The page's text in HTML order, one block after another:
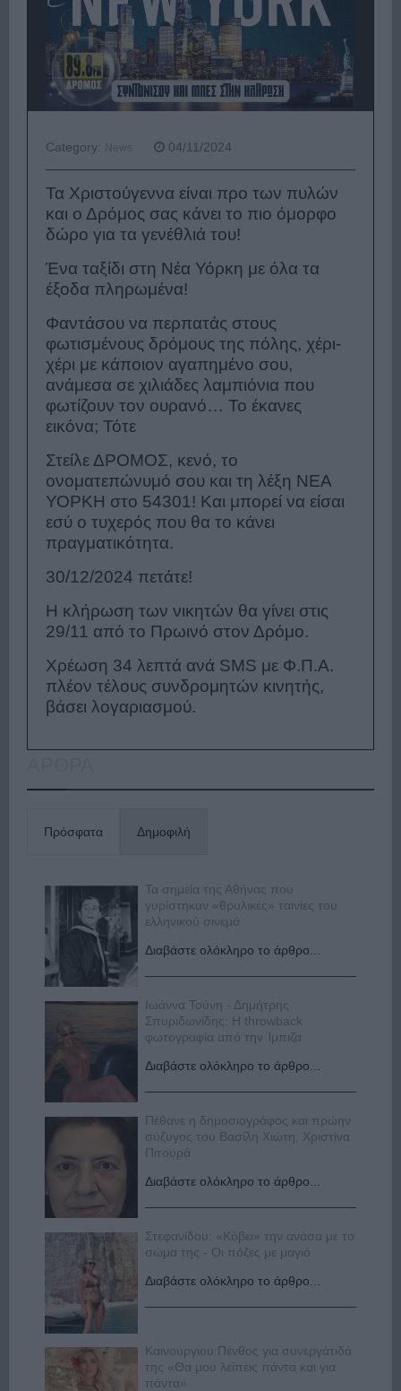
Category: News 04/11/2024
Τα Χριστούγεννα είναι προ των πυλών
και ο Δρόμος σας κάνει το πιο όμορφο
δώρο για τα γενέθλιά του!
Ένα ταξίδι στη Νέα Υόρκη με όλα τα
έξοδα πληρωμένα!
Φαντάσου να περπατάς στους
φωτισμένους δρόμους της πόλης, χέρι-
χέρι με κάποιον αγαπημένο σου,
ανάμεσα σε χιλιάδες λαμπιόνια που
φωτίζουν τον ουρανό… Το έκανες
εικόνα; Τότε
Στείλε ΔΡΟΜΟΣ, κενό, το
ονοματεπώνυμό σου και τη λέξη ΝΕΑ
ΥΟΡΚΗ στο 54301! Και μπορεί να είσαι
εσύ ο τυχερός που θα το κάνει
πραγματικότητα.
30/12/2024 πετάτε!
Η κλήρωση των νικητών θα γίνει στις
29/11 από το Πρωινό στον Δρόμο.
Χρέωση 34 λεπτά ανά SMS με Φ.Π.Α.
πλέον τέλους συνδρομητών κινητής,
βάσει λογαριασμού.
Πρόσφατα Δημοφιλή
Τα σημεία της Αθήνας που
γυρίστηκαν «θρυλικές» ταινίες του
ελληνικού σινεμά
Διαβάστε ολόκληρο το άρθρο...
Ιωάννα Τούνη - Δημήτρης
Σπυριδωνίδης: Η throwback
φωτογραφία από την Ίμπιζα
Διαβάστε ολόκληρο το άρθρο...
Πέθανε η δημοσιογράφος και πρώην
σύζυγος του Βασίλη Χιώτη, Χριστίνα
Πιτουρά
Διαβάστε ολόκληρο το άρθρο...
Στεφανίδου: «Κόβει» την ανάσα με το
σώμα της - Οι πόζες με μαγιό
Διαβάστε ολόκληρο το άρθρο...
Καινούργιου:Πένθος για συνεργάτιδά
της «Θα μου λείπεις πάντα και για
πάντα»